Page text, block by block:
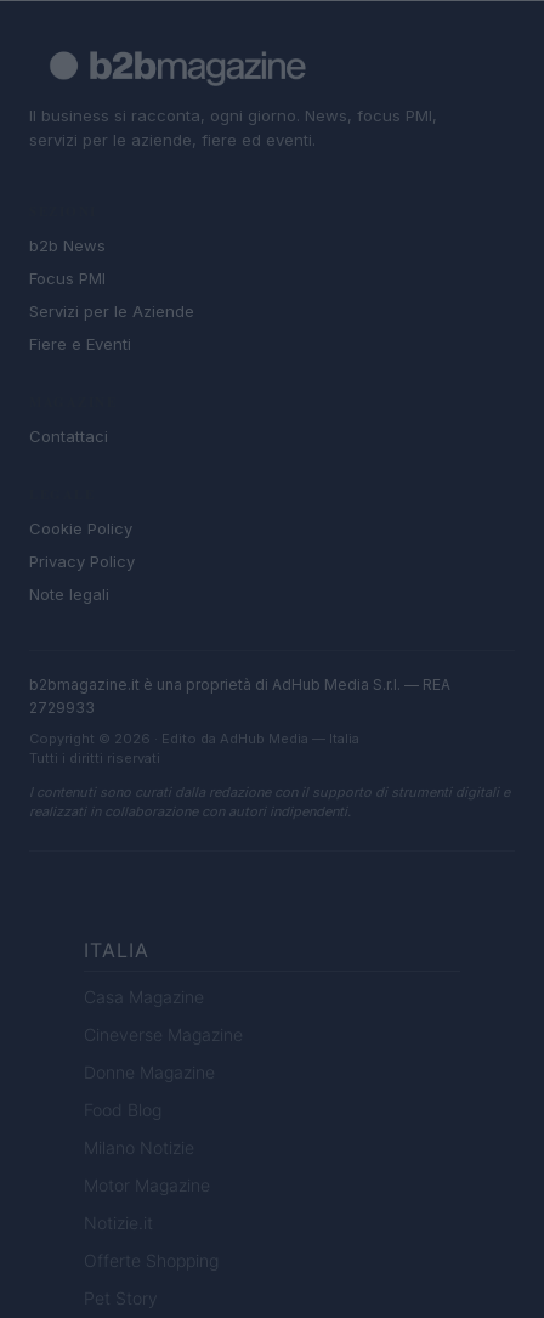
Il business si racconta, ogni giorno. News, focus PMI,
servizi per le aziende, fiere ed eventi.
b2b News
Focus PMI
Servizi per le Aziende
Fiere e Eventi
Contattaci
Cookie Policy
Privacy Policy
Note legali
b2bmagazine.it è una proprietà di AdHub Media S.r.l. — REA
2729933
Copyright © 2026 · Edito da AdHub Media — Italia
Tutti i diritti riservati
I contenuti sono curati dalla redazione con il supporto di strumenti digitali e
realizzati in collaborazione con autori indipendenti.
ITALIA
Casa Magazine
Cineverse Magazine
Donne Magazine
Food Blog
Milano Notizie
Motor Magazine
Notizie.it
Offerte Shopping
Pet Story